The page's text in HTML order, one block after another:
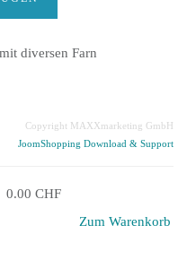
diversen Farn
Copyright MAXXmarketing GmbH
JoomShopping Download & Support
0.00 CHF
Zum Warenkorb